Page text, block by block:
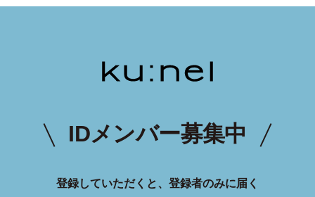
IDメンバー募集中
登録していただくと、登録者のみに届く